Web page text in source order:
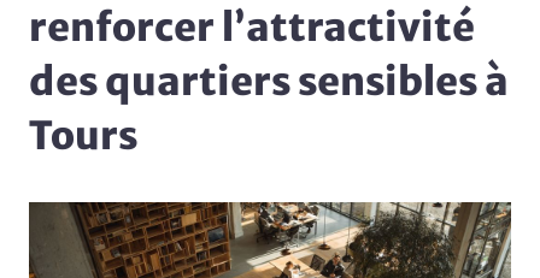
renforcer l’attractivité
des quartiers sensibles à
Tours